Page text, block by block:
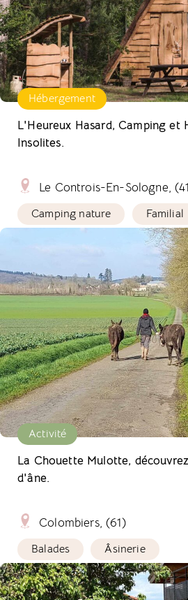
Hébergement
L'Heureux Hasard, Camping et
Insolites.
Le Controis-En-Sologne,
Camping nature Familial
Activité
La Chouette Mulotte,
d'âne.
Colombiers, (61)
Balades Âsinerie
La Chouette Mulotte, découvrez la
The Lodge By FjordsMalfournier,